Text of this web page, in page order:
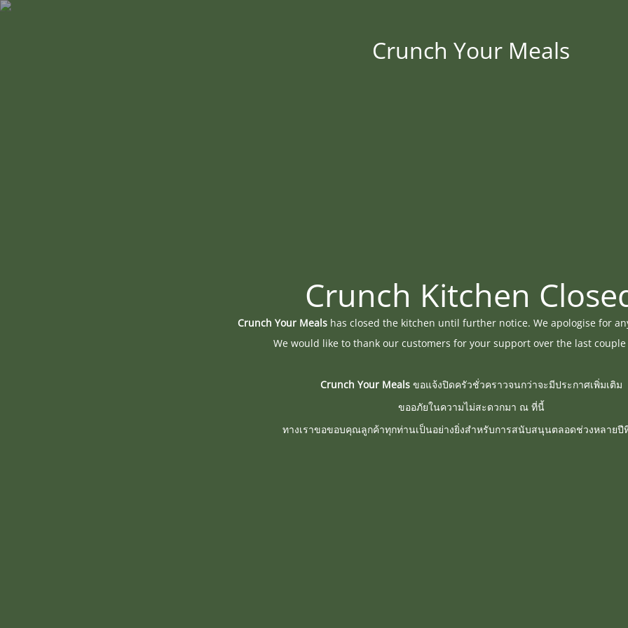
Crunch Your Meals
Crunch Kitchen
Crunch Your Mealshas closed the kitchen until further notice. We apologise for
We would like to thank our customers for your support over the last couple
Crunch Your Mealsขอแจ้งปิดครัวชั่วคราวจนกว่าจะมีประกาศเพิ่มเติม
ขออภัยในความไม่สะดวกมา ณ ที่นี้
ทางเราขอขอบคุณลูกค้าทุกท่านเป็นอย่างยิ่งสำหรับการสนับสนุนตลอดช่วงหลายปี